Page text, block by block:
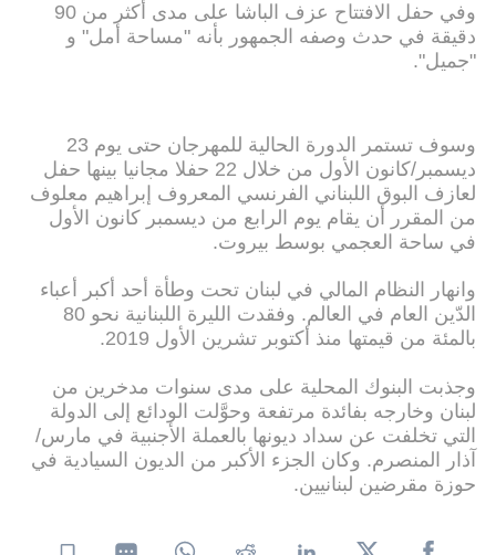
وفي حفل الافتتاح عزف الباشا على مدى أكثر من 90
دقيقة في حدث وصفه الجمهور بأنه "مساحة أمل" و
"جميل".
وسوف تستمر الدورة الحالية للمهرجان حتى يوم 23
ديسمبر/كانون الأول من خلال 22 حفلا مجانيا بينها حفل
لعازف البوق اللبناني الفرنسي المعروف إبراهيم معلوف
من المقرر أن يقام يوم الرابع من ديسمبر كانون الأول
في ساحة العجمي بوسط بيروت.
وانهار النظام المالي في لبنان تحت وطأة أحد أكبر أعباء
الدّين العام في العالم. وفقدت الليرة اللبنانية نحو 80
بالمئة من قيمتها منذ أكتوبر تشرين الأول 2019.
وجذبت البنوك المحلية على مدى سنوات مدخرين من
لبنان وخارجه بفائدة مرتفعة وحوَّلت الودائع إلى الدولة
التي تخلفت عن سداد ديونها بالعملة الأجنبية في مارس/
آذار المنصرم. وكان الجزء الأكبر من الديون السيادية في
حوزة مقرضين لبنانيين.